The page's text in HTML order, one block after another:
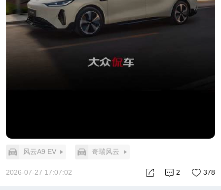
风云A9 EV 奇瑞风云
2026-07-27 17:07:02 378
2